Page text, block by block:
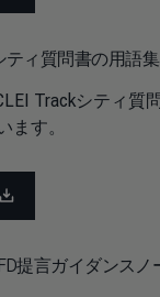
ティ質問書の用語
Trackシティ質
ます。
提言ガイダンスノ